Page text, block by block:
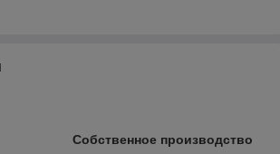
Собственное производство